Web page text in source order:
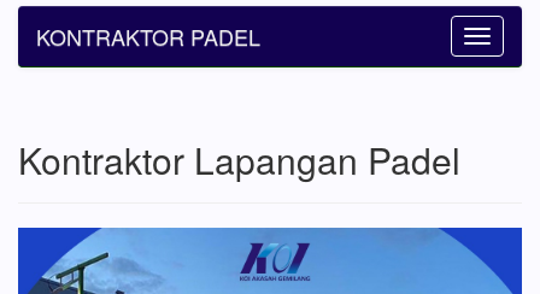
Toggle
KONTRAKTOR PADEL
Kontraktor Lapangan Padel